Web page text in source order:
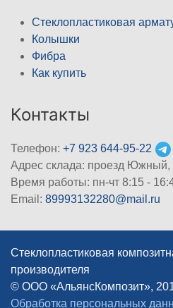
Стеклопластиковая
Колышки
Фибра
Как купить
Контакты
Телефон: +7 923 644-95-22
Адрес склада: проезд Южный,
Время работы: пн-чт 8:15 -
Email: 89993132280@mail.ru
Стеклопластиковая
производителя
© ООО «АльянсКомпозит»,
Обработка персональных